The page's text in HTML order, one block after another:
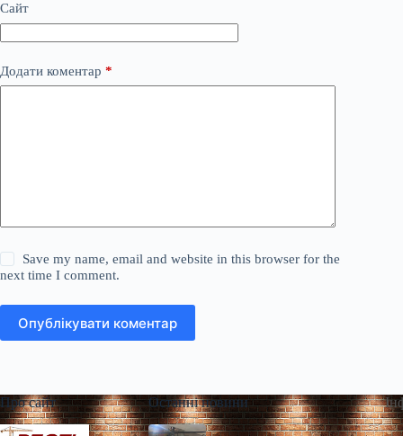
Сайт
Додати коментар *
Save my name, email and website in this browser for the
next time I comment.
Опублікувати коментар
Про сайт Останні новини